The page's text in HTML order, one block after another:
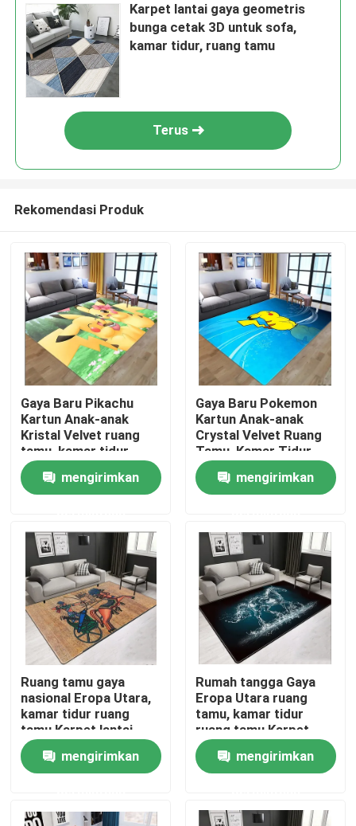
Rumah
Produk
Tentang kami
Tur Pabrik
Kontrol kualitas
Permintaan Penawaran
Permadani Karpet Lantai
Karpet Lantai Kamar Tidur
Karpet lantai gaya geometris
bunga cetak 3D untuk sofa,
kamar tidur, ruang tamu
Terus
Rekomendasi Produk
Gaya Baru Pikachu
Kartun Anak-anak
Kristal Velvet ruang
tamu, kamar tidur
ruang tamu Lantai
Karpetmengirimkan
Gaya Baru Pokemon
Kartun Anak-anak
Crystal Velvet Ruang
Tamu, Kamar Tidur
Ruang Tamu Lantai
Karpet mengirimkan
Ruang tamu gaya
nasional Eropa Utara,
kamar tidur ruang
tamu Karpet lantai
mengirimkan
Rumah tangga Gaya
Eropa Utara ruang
tamu, kamar tidur
ruang tamu Karpet
lantai
mengirimkan